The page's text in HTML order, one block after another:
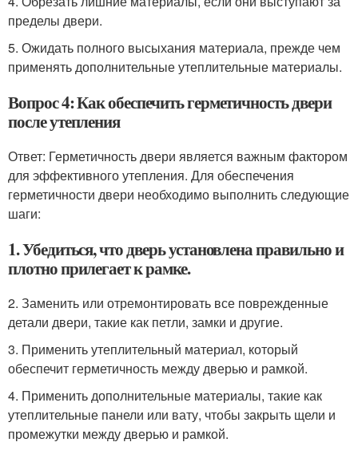
пределы двери.
5. Ожидать полного высыхания материала, прежде чем
применять дополнительные утеплительные материалы.
Вопрос 4: Как обеспечить герметичность двери
после утепления
Ответ: Герметичность двери является важным фактором
для эффективного утепления. Для обеспечения
герметичности двери необходимо выполнить следующие
шаги:
1. Убедиться, что дверь установлена правильно и
плотно прилегает к рамке.
2. Заменить или отремонтировать все поврежденные
детали двери, такие как петли, замки и другие.
3. Применить утеплительный материал, который
обеспечит герметичность между дверью и рамкой.
4. Применить дополнительные материалы, такие как
утеплительные панели или вату, чтобы закрыть щели и
промежутки между дверью и рамкой.